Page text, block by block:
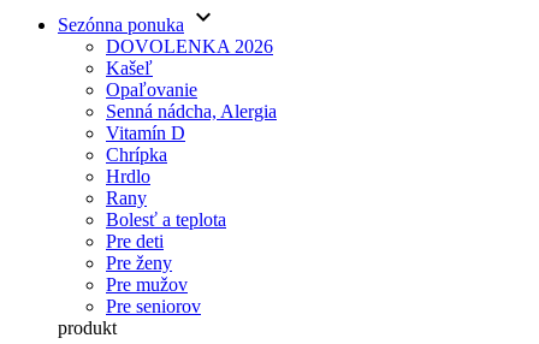
Sezónna ponuka keyboard_arrow_down
DOVOLENKA 2026
Kašeľ
Opaľovanie
Senná nádcha, Alergia
Vitamín D
Chrípka
Hrdlo
Rany
Bolesť a teplota
Pre deti
Pre ženy
Pre mužov
Pre seniorov
produkt